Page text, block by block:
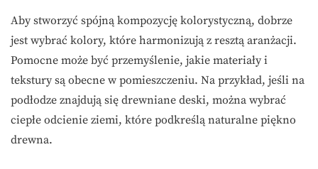
Aby stworzyć spójną kompozycję kolorystyczną, dobrze
jest wybrać kolory, które harmonizują z resztą aranżacji.
Pomocne może być przemyślenie, jakie materiały i
tekstury są obecne w pomieszczeniu. Na przykład, jeśli na
podłodze znajdują się drewniane deski, można wybrać
ciepłe odcienie ziemi, które podkreślą naturalne piękno
drewna.